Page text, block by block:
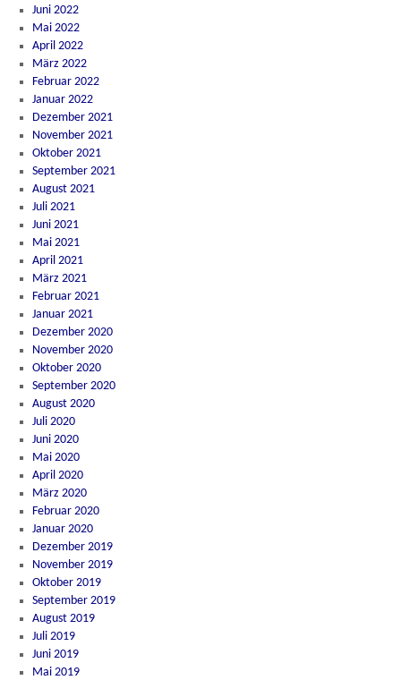
Juni 2022
Mai 2022
April 2022
März 2022
Februar 2022
Januar 2022
Dezember 2021
November 2021
Oktober 2021
September 2021
August 2021
Juli 2021
Juni 2021
Mai 2021
April 2021
März 2021
Februar 2021
Januar 2021
Dezember 2020
November 2020
Oktober 2020
September 2020
August 2020
Juli 2020
Juni 2020
Mai 2020
April 2020
März 2020
Februar 2020
Januar 2020
Dezember 2019
November 2019
Oktober 2019
September 2019
August 2019
Juli 2019
Juni 2019
Mai 2019